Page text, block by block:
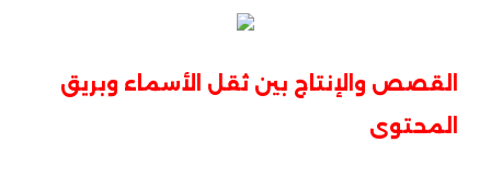
القصص والإنتاج بين ثقل الأسماء وبريق
المحتوى